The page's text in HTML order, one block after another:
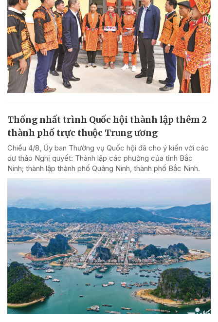
Thống nhất trình Quốc hội thành lập thêm 2
thành phố trực thuộc Trung ương
Chiều 4/8, Ủy ban Thường vụ Quốc hội đã cho ý kiến với các
dự thảo Nghị quyết: Thành lập các phường của tỉnh Bắc
Ninh; thành lập thành phố Quảng Ninh, thành phố Bắc Ninh.